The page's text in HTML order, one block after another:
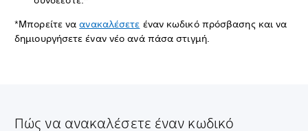
*Μπορείτε ναανακαλέσετε έναν κωδικό πρόσβασης και να
δημιουργήσετε έναν νέο ανά πάσα στιγμή.
Πώς να ανακαλέσετε έναν κωδικό